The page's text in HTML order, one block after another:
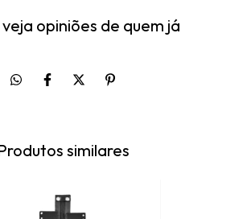
opiniões de quem já
similares